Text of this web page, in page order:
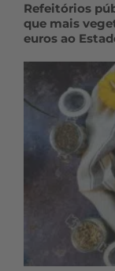
Refeitórios
que mais
euros ao